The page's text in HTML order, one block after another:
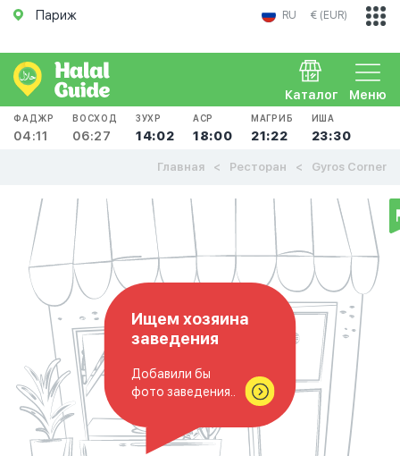
Париж RU € (EUR)
Меню
Каталог
ФАДЖР
04:11
ВОСХОД
06:27
ЗУХР
14:02
АСР
18:00
МАГРИБ
21:22
ИША
23:30
Главная Ресторан Gyros Corner
Ищем хозяина
заведения
Добавили бы
фото заведения..